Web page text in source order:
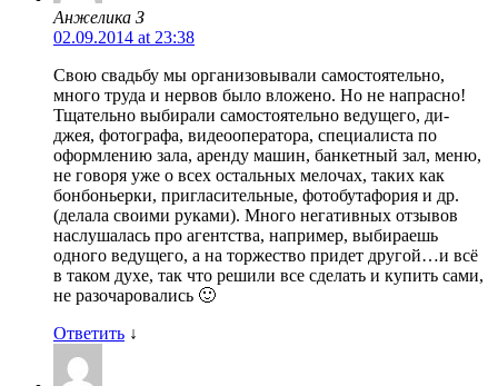
Анжелика З
02.09.2014 at 23:38
Свою свадьбу мы организовывали самостоятельно,
много труда и нервов было вложено. Но не напрасно!
Тщательно выбирали самостоятельно ведущего, ди-
джея, фотографа, видеооператора, специалиста по
оформлению зала, аренду машин, банкетный зал, меню,
не говоря уже о всех остальных мелочах, таких как
бонбоньерки, пригласительные, фотобутафория и др.
(делала своими руками). Много негативных отзывов
наслушалась про агентства, например, выбираешь
одного ведущего, а на торжество придет другой…и всё
в таком духе, так что решили все сделать и купить сами,
не разочаровались 🙂
Ответить ↓